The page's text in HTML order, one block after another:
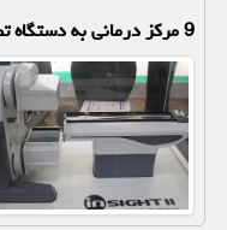
9 مرکز درمانی به دستگاه تصویربرداری هسته ای تجهیز شد